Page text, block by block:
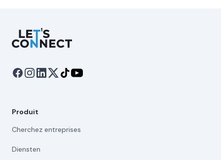
Let's Connect
Produit
Cherchez entreprises
Diensten